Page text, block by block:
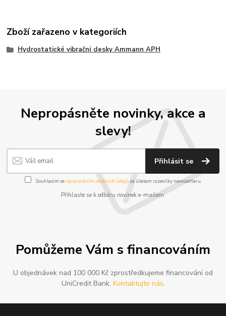
Zboží zařazeno v kategoriích
Hydrostatické vibrační desky Ammann APH
Nepropásněte novinky, akce a
slevy!
Přihlásit se
Souhlasím se zpracováním osobních údajůza účelem rozesílky newsletteru.
Přihlaste se k odběru novinek e-mailem.
Pomůžeme Vám s financováním
U objednávek nad 100 000 Kč zprostředkujeme financování od
UniCredit Bank. Kontaktujte nás.